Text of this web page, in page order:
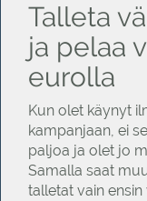
Talleta
ja pelaa
eurolla
Kun olet käynyt
kampanjaan, ei
paljoa ja olet jo
Samalla saat
talletat vain